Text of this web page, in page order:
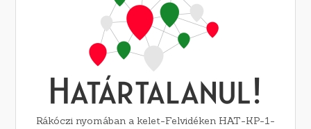
Rákóczi nyomában a kelet-Felvidéken HAT-KP-1-